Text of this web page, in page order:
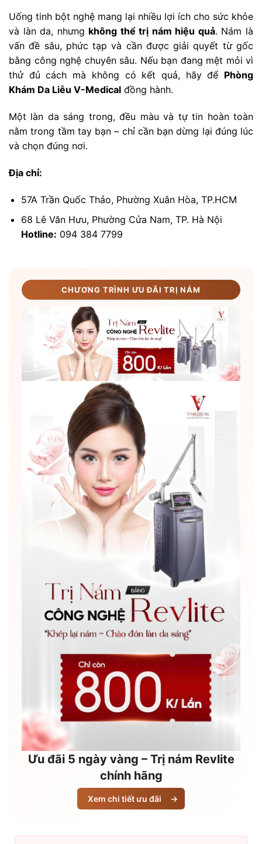
Uống tinh bột nghệ mang lại nhiều lợi ích cho sức khỏe
và làn da, nhưng không thể trị nám hiệu quả. Nám là
vấn đề sâu, phức tạp và cần được giải quyết từ gốc
bằng công nghệ chuyên sâu. Nếu bạn đang mệt mỏi vì
thử đủ cách mà không có kết quả, hãy để Phòng
Khám Da Liễu V-Medical đồng hành.
Một làn da sáng trong, đều màu và tự tin hoàn toàn
nằm trong tầm tay bạn – chỉ cần bạn dừng lại đúng lúc
và chọn đúng nơi.
Địa chỉ:
57A Trần Quốc Thảo, Phường Xuân Hòa, TP.HCM
68 Lê Văn Hưu, Phường Cửa Nam, TP. Hà Nội
Hotline: 094 384 7799
CHƯƠNG TRÌNH ƯU ĐÃI TRỊ NÁM
Ưu đãi 5 ngày vàng – Trị nám Revlite
chính hãng
Xem chi tiết ưu đãi →